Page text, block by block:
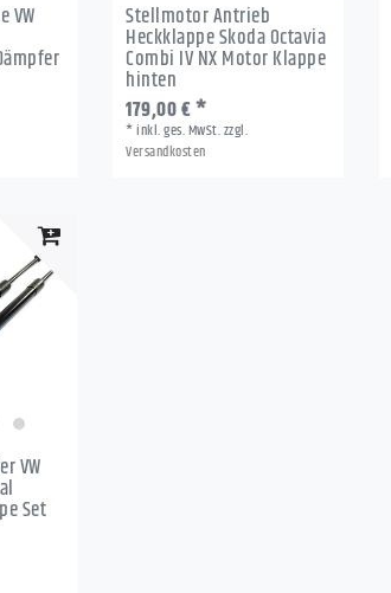
VW Stellmotor Antrieb
Heckklappe Skoda Octavia
Combi IV NX Motor Klappe
hinten
179,00 € *
*inkl. ges. MwSt.zzgl.
Versandkosten
VW
Set